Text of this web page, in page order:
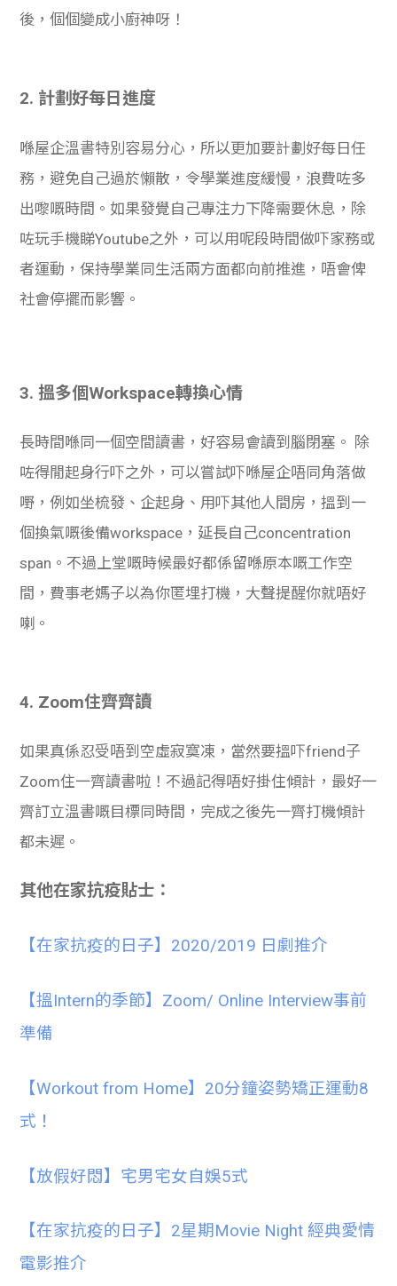
後，個個變成小廚神呀！
2. 計劃好每日進度
喺屋企溫書特別容易分心，所以更加要計劃好每日任
務，避免自己過於懶散，令學業進度緩慢，浪費咗多
出嚟嘅時間。如果發覺自己專注力下降需要休息，除
咗玩手機睇Youtube之外，可以用呢段時間做吓家務或
者運動，保持學業同生活兩方面都向前推進，唔會俾
社會停擺而影響。
3. 搵多個Workspace轉換心情
長時間喺同一個空間讀書，好容易會讀到腦閉塞。 除
咗得閒起身行吓之外，可以嘗試吓喺屋企唔同角落做
嘢，例如坐梳發、企起身、用吓其他人間房，搵到一
個換氣嘅後備workspace，延長自己concentration
span。不過上堂嘅時候最好都係留喺原本嘅工作空
間，費事老媽子以為你匿埋打機，大聲提醒你就唔好
喇。
4. Zoom住齊齊讀
如果真係忍受唔到空虛寂寞凍，當然要搵吓friend子
Zoom住一齊讀書啦！不過記得唔好掛住傾計，最好一
齊訂立溫書嘅目標同時間，完成之後先一齊打機傾計
都未遲。
其他在家抗疫貼士：
【在家抗疫的日子】2020/2019 日劇推介
【搵Intern的季節】Zoom/ Online Interview事前
準備
【Workout from Home】20分鐘姿勢矯正運動8
式！
【放假好悶】宅男宅女自娛5式
【在家抗疫的日子】2星期Movie Night 經典愛情
電影推介